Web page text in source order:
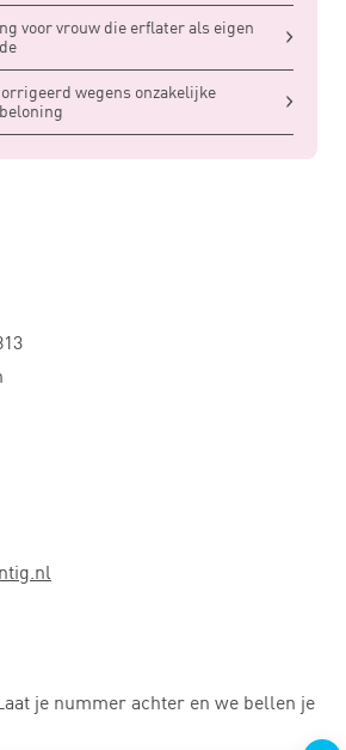
voor vrouw die erflater als eigen
wegens onzakelijke
je nummer achter en we bellen je